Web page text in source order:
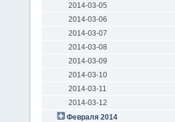
2014-03-05
2014-03-06
2014-03-07
2014-03-08
2014-03-09
2014-03-10
2014-03-11
2014-03-12
Февраля 2014